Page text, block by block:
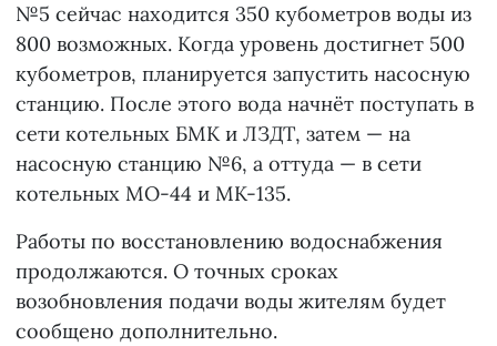
№5 сейчас находится 350 кубометров воды из
800 возможных. Когда уровень достигнет 500
кубометров, планируется запустить насосную
станцию. После этого вода начнёт поступать в
сети котельных БМК и ЛЗДТ, затем — на
насосную станцию №6, а оттуда — в сети
котельных МО-44 и МК-135.
Работы по восстановлению водоснабжения
продолжаются. О точных сроках
возобновления подачи воды жителям будет
сообщено дополнительно.